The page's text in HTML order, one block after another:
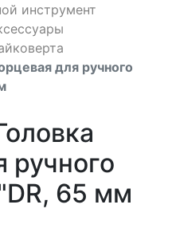
инструмент
для ручного
ручного
65 мм